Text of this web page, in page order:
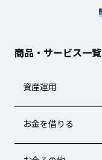
商品・サービス一覧
資産運用
お金を借りる